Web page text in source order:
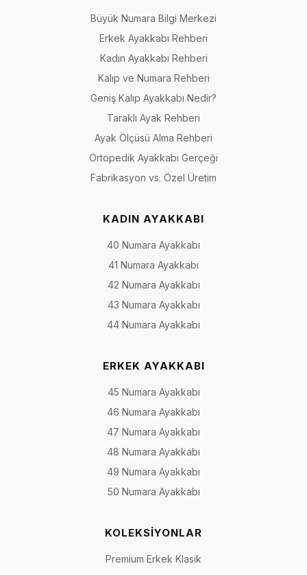
Büyük Numara Bilgi Merkezi
Erkek Ayakkabı Rehberi
Kadın Ayakkabı Rehberi
Kalıp ve Numara Rehberi
Geniş Kalıp Ayakkabı Nedir?
Taraklı Ayak Rehberi
Ayak Ölçüsü Alma Rehberi
Ortopedik Ayakkabı Gerçeği
Fabrikasyon vs. Özel Üretim
KADIN AYAKKABI
40 Numara Ayakkabı
41 Numara Ayakkabı
42 Numara Ayakkabı
43 Numara Ayakkabı
44 Numara Ayakkabı
ERKEK AYAKKABI
45 Numara Ayakkabı
46 Numara Ayakkabı
47 Numara Ayakkabı
48 Numara Ayakkabı
49 Numara Ayakkabı
50 Numara Ayakkabı
KOLEKSİYONLAR
Premium Erkek Klasik